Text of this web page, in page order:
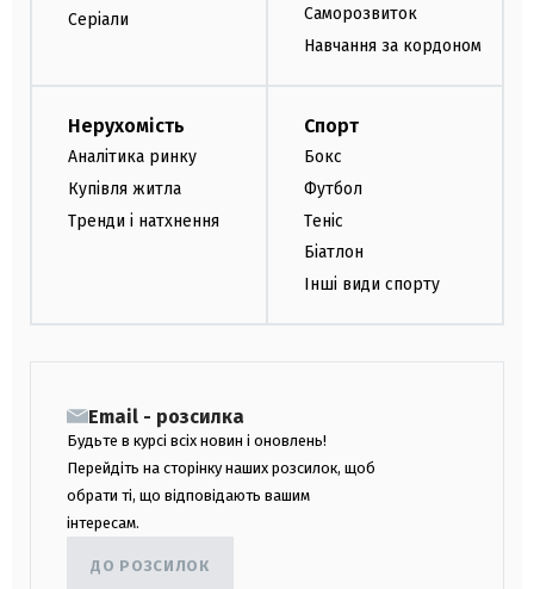
Серіали
Саморозвиток
Навчання за кордоном
Нерухомість
Аналітика ринку
Купівля житла
Тренди і натхнення
Спорт
Бокс
Футбол
Теніс
Біатлон
Інші види спорту
Email - розсилка
Будьте в курсі всіх новин і оновлень!
Перейдіть на сторінку наших розсилок, щоб
обрати ті, що відповідають вашим
інтересам.
ДО РОЗСИЛОК